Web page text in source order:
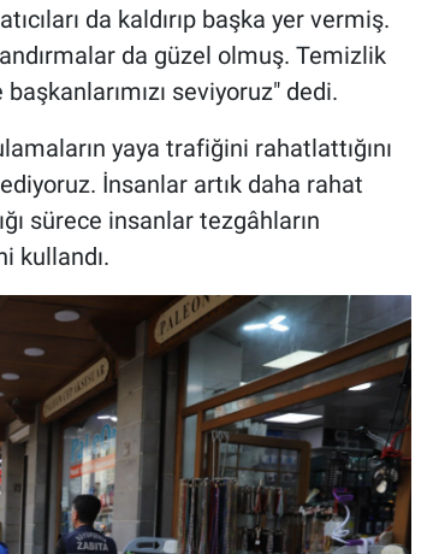
da kaldırıp başka yer vermiş.
da güzel olmuş. Temizlik
seviyoruz" dedi.
yaya trafiğini rahatlattığını
İnsanlar artık daha rahat
sürece insanlar tezgâhların
kullandı.